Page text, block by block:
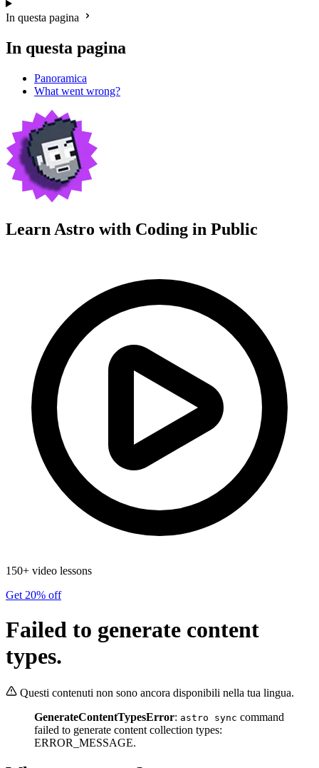
In questa pagina
In questa pagina
Panoramica
What went wrong?
Learn Astro with Coding in Public
150+ video lessons
Get 20% off
Failed to generate content
types.
Questi contenuti non sono ancora disponibili nella tua lingua.
GenerateContentTypesError: astro sync command
failed to generate content collection types:
ERROR_MESSAGE.